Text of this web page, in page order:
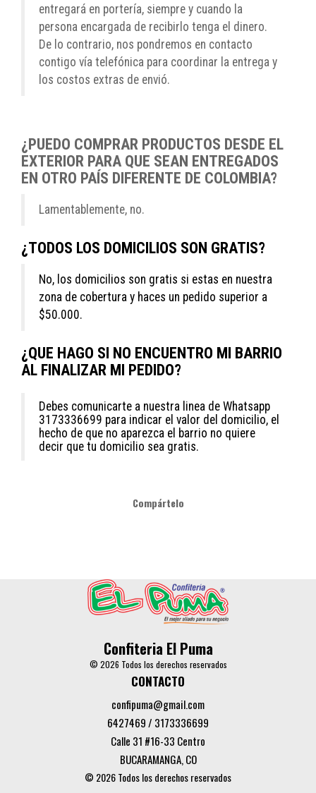
entregará en portería, siempre y cuando la
persona encargada de recibirlo tenga el dinero.
De lo contrario, nos pondremos en contacto
contigo vía telefónica para coordinar la entrega y
los costos extras de envió.
¿PUEDO COMPRAR PRODUCTOS DESDE EL
EXTERIOR PARA QUE SEAN ENTREGADOS
EN OTRO PAÍS DIFERENTE DE COLOMBIA?
Lamentablemente, no.
¿TODOS LOS DOMICILIOS SON GRATIS?
No, los domicilios son gratis si estas en nuestra
zona de cobertura y haces un pedido superior a
$50.000.
¿QUE HAGO SI NO ENCUENTRO MI BARRIO
AL FINALIZAR MI PEDIDO?
Debes comunicarte a nuestra linea de Whatsapp
3173336699 para indicar el valor del domicilio, el
hecho de que no aparezca el barrio no quiere
decir que tu domicilio sea gratis.
Compártelo
Confiteria El Puma
© 2026 Todos los derechos reservados
CONTACTO
confipuma@gmail.com
6427469 / 3173336699
Calle 31 #16-33 Centro
BUCARAMANGA, CO
© 2026 Todos los derechos reservados